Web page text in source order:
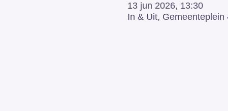
13 jun 2026, 13:30
In & Uit,